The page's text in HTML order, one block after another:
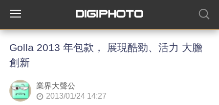
Golla 2013 年包款， 展現酷勁、活力 大膽
創新
業界大聲公
2013/01/24 14:27